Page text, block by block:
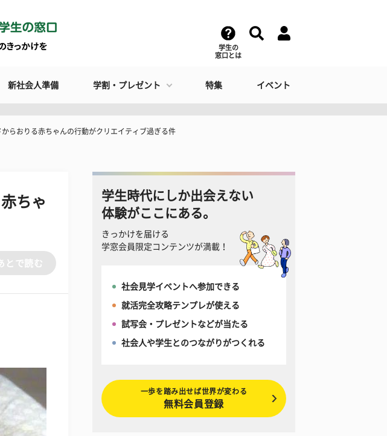
学生の
窓口とは
新社会人準備 学割・プレゼント 特集 イベント
からおりる赤ちゃんの行動がクリエイティブ過ぎる件
ちゃ
とで読む
学生時代にしか出会えない
体験がここにある。
きっかけを届ける
学窓会員限定コンテンツが満載！
社会見学イベントへ参加できる
就活完全攻略テンプレが使える
試写会・プレゼントなどが当たる
社会人や学生とのつながりがつくれる
一歩を踏み出せば世界が変わる
無料会員登録